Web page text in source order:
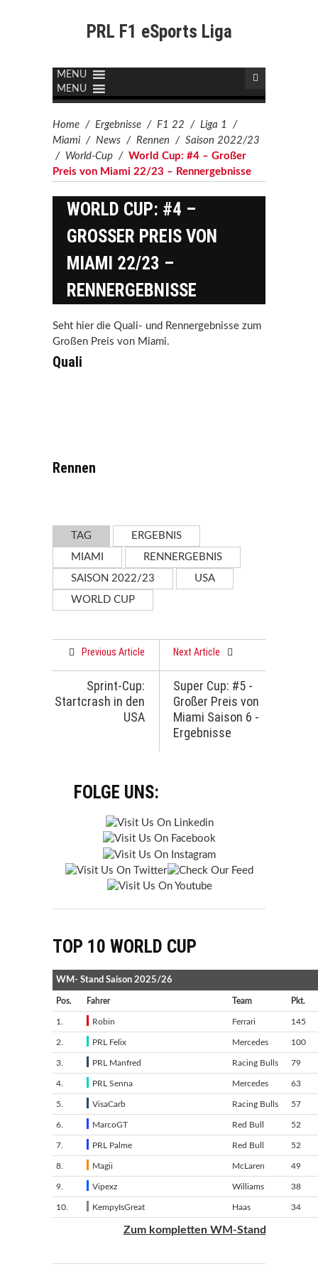
PRL F1 eSports Liga
MENU
MENU
Home / Ergebnisse / F1 22 / Liga 1
/
Miami / News / Rennen / Saison 2022/23
/ World-Cup / World Cup: #4 – Großer
Preis von Miami 22/23 – Rennergebnisse
WORLD CUP: #4 –
GROSSER PREIS VON M
IAMI 22/23 – R
ENNERGEBNISSE
Seht hier die Quali- und Rennergebnisse zum
Großen Preis von Miami.
Quali
Rennen
TAG
ERGEBNIS
MIAMI
RENNERGEBNIS
SAISON 2022/23
USA
WORLD CUP
Previous Article
Sprint-Cup:
Startcrash in den
USA
Next Article
Super Cup: #5 -
Großer Preis von
Miami Saison 6 -
Ergebnisse
FOLGE UNS:
TOP 10 WORLD CUP
WM- Stand Saison 2025/26
Pos. Fahrer Team Pkt.
1. Robin Ferrari 145
2. PRL Felix Mercedes 100
3. PRL Manfred Racing Bulls 79
4. PRL Senna Mercedes 63
5. VisaCarb Racing Bulls 57
6. MarcoGT Red Bull 52
7. PRL Palme Red Bull 52
8. Magii McLaren 49
9. Vipexz Williams 38
10. KempyIsGreat Haas 34
Zum kompletten WM-Stand